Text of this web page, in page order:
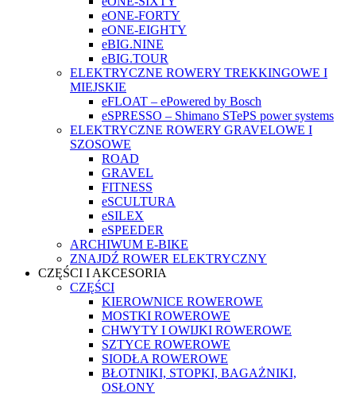
eONE-FORTY
eONE-EIGHTY
eBIG.NINE
eBIG.TOUR
ELEKTRYCZNE ROWERY TREKKINGOWE I
MIEJSKIE
eFLOAT – ePowered by Bosch
eSPRESSO – Shimano STePS power systems
ELEKTRYCZNE ROWERY GRAVELOWE I
SZOSOWE
ROAD
GRAVEL
FITNESS
eSCULTURA
eSILEX
eSPEEDER
ARCHIWUM E-BIKE
ZNAJDŹ ROWER ELEKTRYCZNY
CZĘŚCI I AKCESORIA
CZĘŚCI
KIEROWNICE ROWEROWE
MOSTKI ROWEROWE
CHWYTY I OWIJKI ROWEROWE
SZTYCE ROWEROWE
SIODŁA ROWEROWE
BŁOTNIKI, STOPKI, BAGAŻNIKI,
OSŁONY